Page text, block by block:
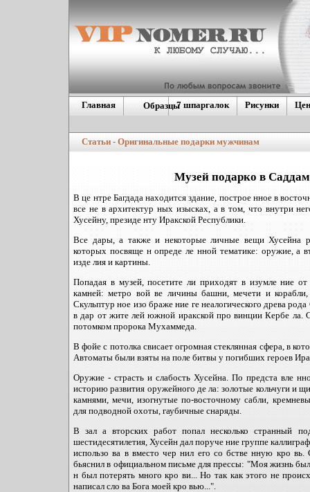
Образцы
Европейские
Дублинующие гос.
номера
Главная 7 шпаргалок Рисунки
Статьи - Оригинальные подарки мужчинам
Музей подарко в
В це нтре Багдада находится здание, построе нное в
все не в архитектур ных изысках, а в том, что внутри
Хусейну, президе нту Иракской Республики.
Все дары, а также и некоторые личные вещи Хусейна
которых посвяще н опреде ле нной тематике: оружие, а
изде лия и картины.
Попадая в музей, посетите ли приходят в изумле ние
камней: метро вой ве личины башни, мечети и
Скульптур ное изо браже ние ге неалогического древа
в дар от жите лей южной иракской про винции Кербе ла.
потомком пророка Мухаммеда.
В фойе с потолка свисает огромная стеклянная сфера, в
Автоматы были взяты на поле битвы у погибших героев
Оружие - страсть и слабость Хусейна. По предста вле
историю развития оружейного де ла: золотые кольчуги и
камнями, мечи, изогнутые по-восточному сабли,
для подводной охоты, гаубичные снаряды.
В зал а вторских работ попал несколько странный
шестидесятилетия, Хусейн дал поруче ние группе
использо ва в вместо чер нил его со бстве нную кро
бьяснил в официальном письме для прессы: "Моя жизнь
н был потерять много кро ви... Но так как этого не
написал сло ва Бога моей кро вью...".